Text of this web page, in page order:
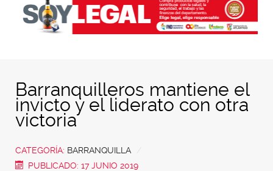
Barranquilleros mantiene el
invicto y el liderato con otra
victoria
CATEGORÍA: BARRANQUILLA
PUBLICADO: 17 JUNIO 2019